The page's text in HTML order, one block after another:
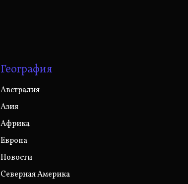
География
Австралия
Азия
Африка
Европа
Новости
Северная Америка